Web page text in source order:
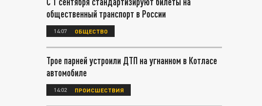
общественный транспорт в России
14:07 ОБЩЕСТВО
Трое парней устроили ДТП на угнанном в Котласе
автомобиле
14:02 ПРОИСШЕСТВИЯ